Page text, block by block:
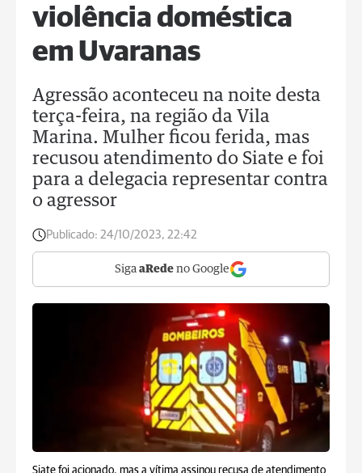
violência doméstica
em Uvaranas
Agressão aconteceu na noite desta
terça-feira, na região da Vila
Marina. Mulher ficou ferida, mas
recusou atendimento do Siate e foi
para a delegacia representar contra
o agressor
Publicado: 24/10/2023, 22:42
Siga aRede no Google
Siate foi acionado, mas a vítima assinou recusa de atendimento